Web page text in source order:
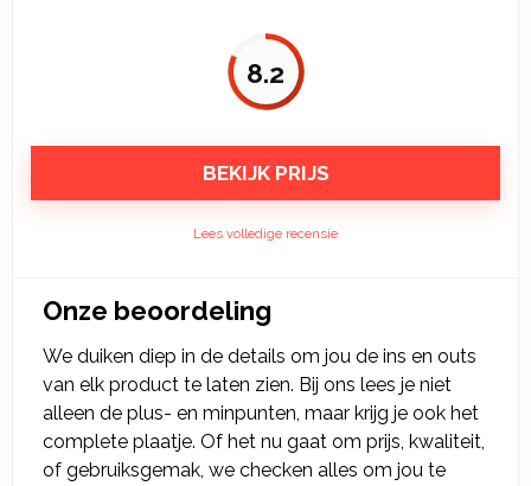
8.2
BEKIJK PRIJS
Lees volledige recensie
Onze beoordeling
We duiken diep in de details om jou de ins en outs
van elk product te laten zien. Bij ons lees je niet
alleen de plus- en minpunten, maar krijg je ook het
complete plaatje. Of het nu gaat om prijs, kwaliteit,
of gebruiksgemak, we checken alles om jou te